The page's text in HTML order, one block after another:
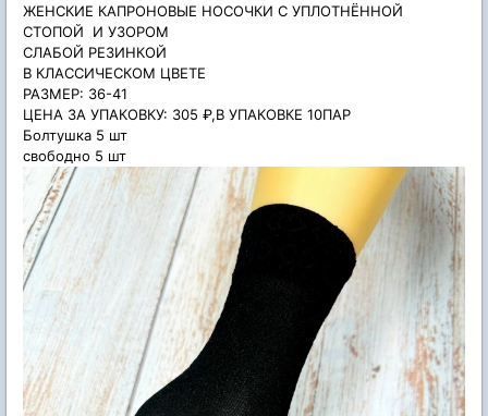
ЖЕНСКИЕ КАПРОНОВЫЕ НОСОЧКИ С УПЛОТНЁННОЙ
СТОПОЙ
И УЗОРОМ
СЛАБОЙ РЕЗИНКОЙ
В КЛАССИЧЕСКОМ ЦВЕТЕ
РАЗМЕР: 36-41
ЦЕНА ЗА УПАКОВКУ: 305 ₽,В УПАКОВКЕ 10ПАР
Болтушка 5 шт
свободно 5 шт